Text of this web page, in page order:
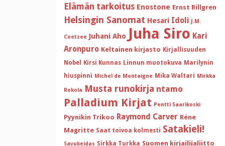
Elämän tarkoitus Enostone Ernst Billgren
Helsingin Sanomat Hesari Idoli J.M.
Coetzee Juhani Aho Juha Siro Kari
Aronpuro Keltainen kirjasto Kirjallisuuden
Nobel
Kirsi Kunnas Linnun muotokuva Marilynin
hiuspinni Michel de Montaigne Mika Waltari Mirkka
Rekola Musta runokirja ntamo
Palladium Kirjat Pentti Saarikoski
Pyynikin Trikoo Raymond Carver Réne
Magritte Saat toivoa kolmesti Satakieli!
Savukeidas Sirkka Turkka Suomen kirjailijaliitto